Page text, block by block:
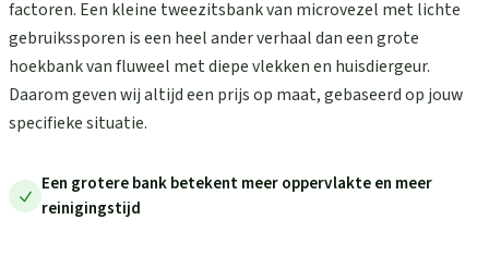
factoren. Een kleine tweezitsbank van microvezel met lichte
gebruikssporen is een heel ander verhaal dan een grote
hoekbank van fluweel met diepe vlekken en huisdiergeur.
Daarom geven wij altijd een prijs op maat, gebaseerd op jouw
specifieke situatie.
Een grotere bank betekent meer oppervlakte en meer
reinigingstijd